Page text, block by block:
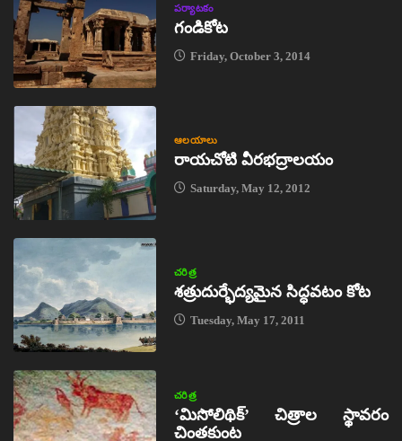
పర్యాటకం
గండికోట
Friday, October 3, 2014
ఆలయాలు
రాయచోటి వీరభద్రాలయం
Saturday, May 12, 2012
చరిత్ర
శత్రుదుర్భేద్యమైన సిద్ధవటం కోట
Tuesday, May 17, 2011
చరిత్ర
‘మిసోలిథిక్‌’ చిత్రాల స్థావరం
చింతకుంట